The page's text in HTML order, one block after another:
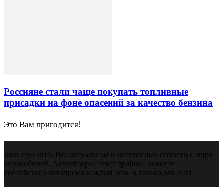
Россияне стали чаще покупать топливные
присадки на фоне опасений за качество бензина
Это Вам пригодится!
Блог про авто. Все актуальные и интересные новости с мира
автомобилей. Автообзоры, текст драйвы, новости
российского автопрома каждый день и только для Вас!